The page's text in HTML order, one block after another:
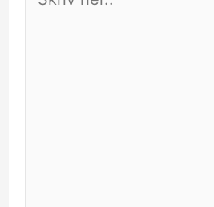
her..